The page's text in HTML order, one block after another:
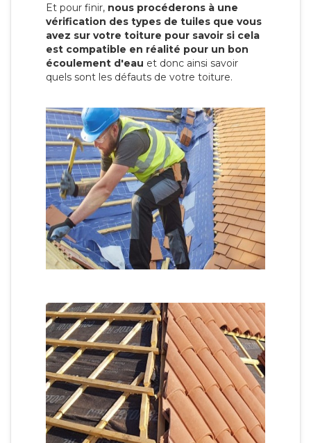
Et pour finir, nous procéderons à une
vérification des types de tuiles que vous
avez sur votre toiture pour savoir si cela
est compatible en réalité pour un bon
écoulement d'eau et donc ainsi savoir
quels sont les défauts de votre toiture.